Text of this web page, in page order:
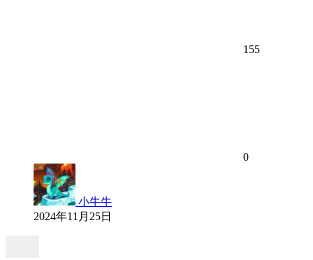
155
0
小牛牛
2024年11月25日